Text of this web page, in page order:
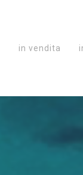
in vendita